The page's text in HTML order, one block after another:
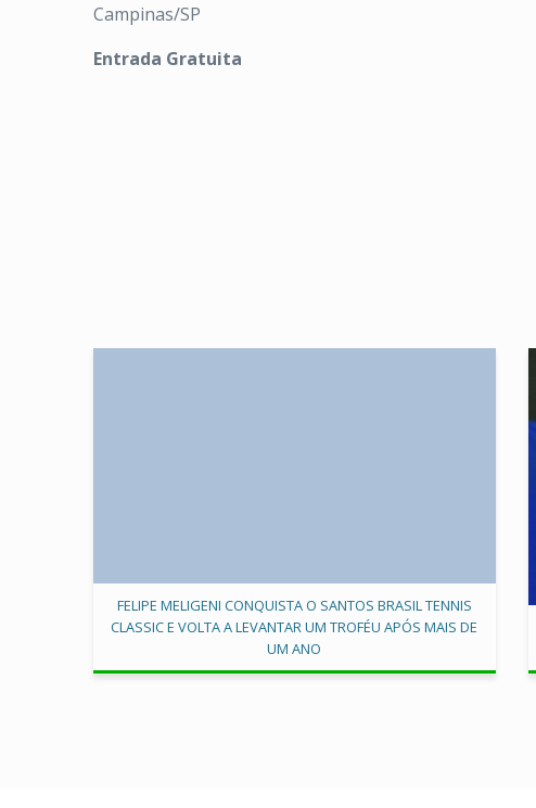
Campinas/SP
Entrada Gratuita
FELIPE MELIGENI CONQUISTA O SANTOS BRASIL TENNIS
CLASSIC E VOLTA A LEVANTAR UM TROFÉU APÓS MAIS DE
UM ANO